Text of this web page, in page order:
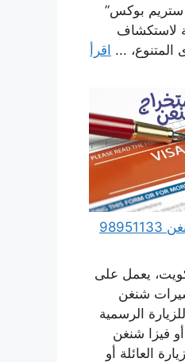
ستريم بوكس”
لاستكشاف
... اقرأ
مكتب استخراج فيزا شنغن 98951133
يعمل على
شنغن
الرسمية
فيزا شنغن
العائلة أو